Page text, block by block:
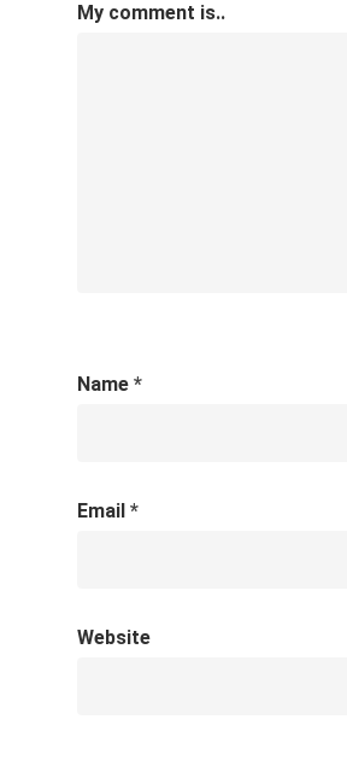
My comment is..
Name *
Email *
Website